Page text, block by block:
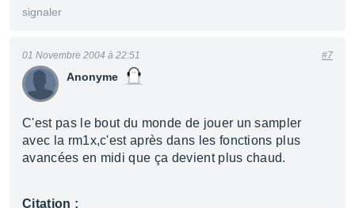
signaler
Anonyme
01 Novembre 2004 à 22:51 #7
C'est pas le bout du monde de jouer un sampler
avec la rm1x,c'est après dans les fonctions plus
avancées en midi que ça devient plus chaud.
Citation :